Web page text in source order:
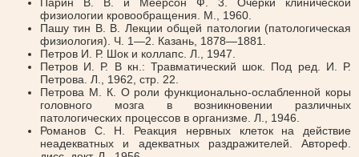
физиологии кровообращения. М., 1960.
Пашу тин В. В. Лекции общей патологии (патологическая
физиология). Ч. 1—2. Казань, 1878—1881.
Петров И. Р. Шок и коллапс. Л., 1947.
Петров И. Р. В кн.: Травматический шок. Под ред. И. Р.
Петрова. Л., 1962, стр. 22.
Петрова М. К. О роли функционально-ослабленной коры
головного мозга в возникновении различных
патологических процессов в организме. Л., 1946.
Романов С. Н. Реакция нервных клеток на действие
неадекватных и адекватных раздражителей. Автореф.